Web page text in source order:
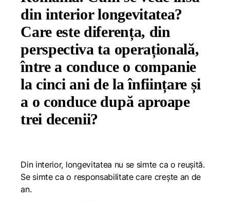
din interior longevitatea?
Care este diferența, din
perspectiva ta operațională,
între a conduce o companie
la cinci ani de la înființare și
a o conduce după aproape
trei decenii?
Din interior, longevitatea nu se simte ca o reușită.
Se simte ca o responsabilitate care crește an de
an.